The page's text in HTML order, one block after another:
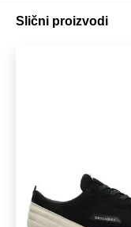
Slični proizvodi